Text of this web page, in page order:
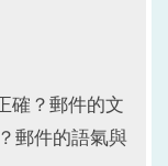
確？郵件的文
郵件的語氣與